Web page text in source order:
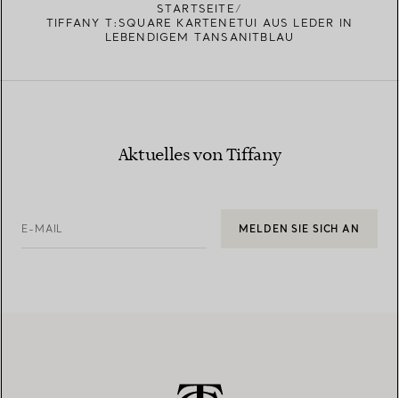
STARTSEITE
TIFFANY T:SQUARE KARTENETUI AUS LEDER IN
LEBENDIGEM TANSANITBLAU
Aktuelles von Tiffany
E-MAIL MELDEN SIE SICH AN